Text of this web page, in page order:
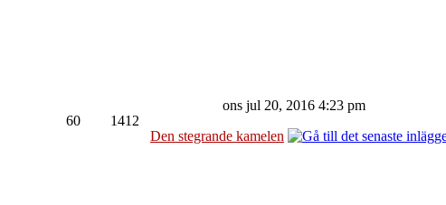
60 1412
ons jul 20, 2016 4:23 pm
Den stegrande kamelen